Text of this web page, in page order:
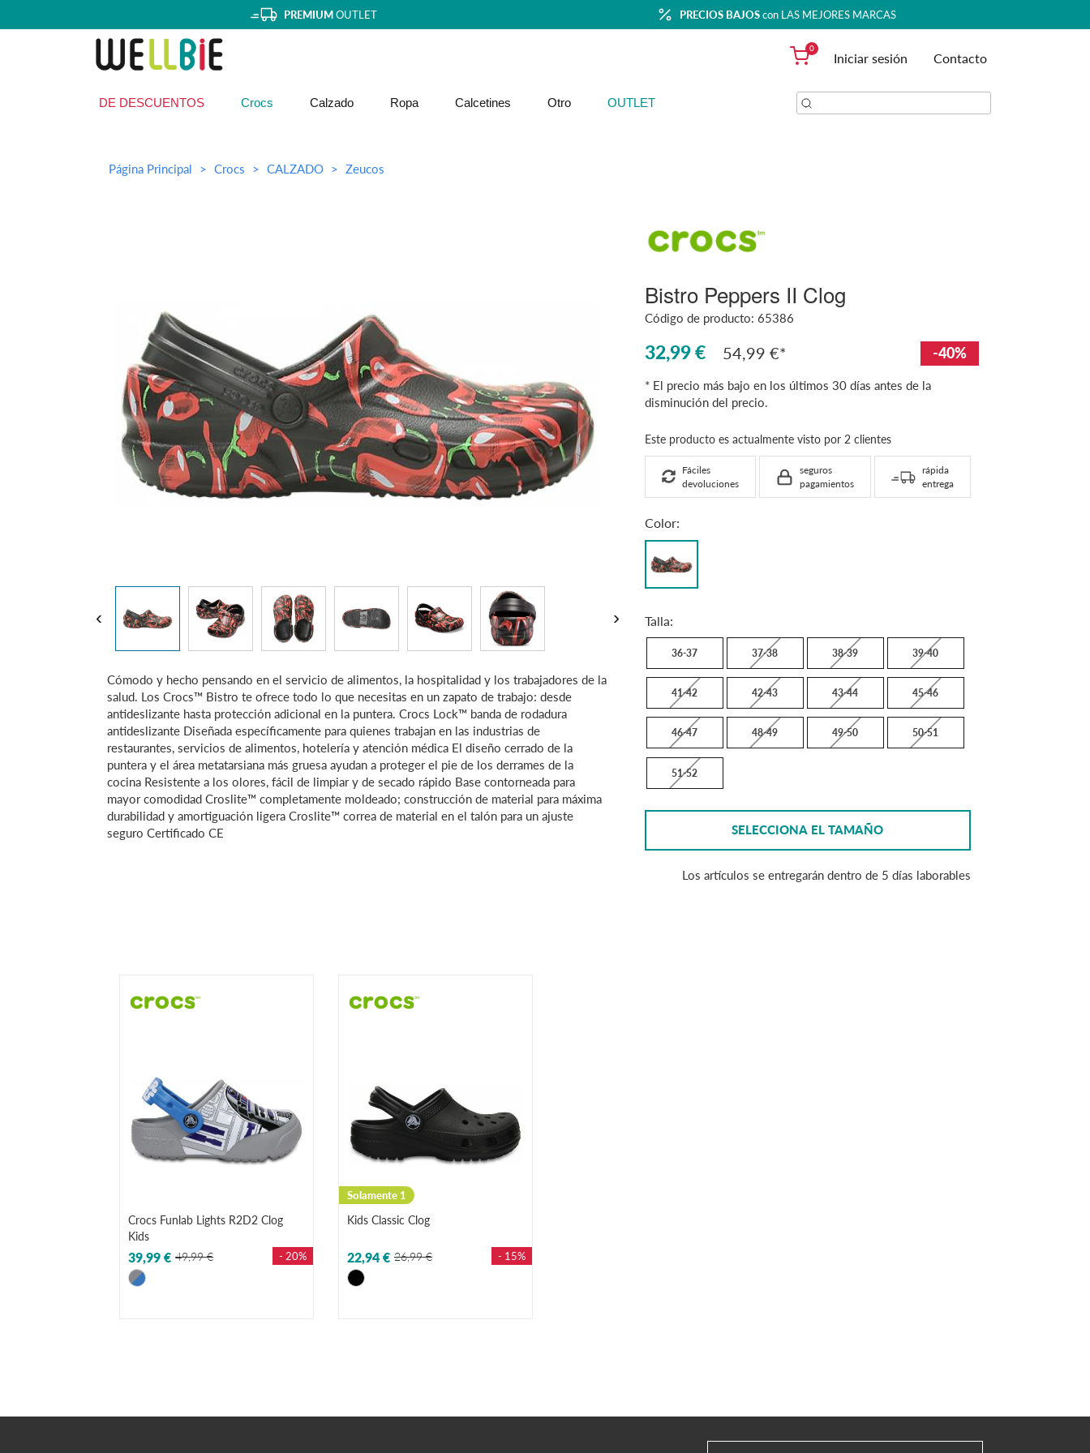
PREMIUMOUTLET PRECIOS BAJOScon LAS MEJORES MARCAS
0
Iniciar sesión Contacto
DE DESCUENTOS Crocs Calzado Ropa Calcetines Otro OUTLET
Página Principal Crocs CALZADO Zeucos
‹ ›
Cómodo y hecho pensando en el servicio de alimentos, la hospitalidad y los trabajadores de la
salud. Los Crocs™ Bistro te ofrece todo lo que necesitas en un zapato de trabajo: desde
antideslizante hasta protección adicional en la puntera. Crocs Lock™ banda de rodadura
antideslizante Diseñada específicamente para quienes trabajan en las industrias de
restaurantes, servicios de alimentos, hotelería y atención médica El diseño cerrado de la
puntera y el área metatarsiana más gruesa ayudan a proteger el pie de los derrames de la
cocina Resistente a los olores, fácil de limpiar y de secado rápido Base contorneada para
mayor comodidad Croslite™ completamente moldeado; construcción de material para máxima
durabilidad y amortiguación ligera Croslite™ correa de material en el talón para un ajuste
seguro Certificado CE
Bistro Peppers II Clog
Código de producto: 65386
32,99 € 54,99 € -40%
* El precio más bajo en los últimos 30 días antes de la
disminución del precio.
Este producto es actualmente visto por 2 clientes
Fáciles
devoluciones
seguros
pagamientos
rápida
entrega
Color:
Black
Red
Talla:
36-37 37-38 38-39 39-40
41-42 42-43 43-44 45-46
46-47 48-49 49-50 50-51
51-52
SELECCIONA EL TAMAÑO
Los artículos se entregarán dentro de 5 días laborables
Crocs Funlab Lights R2D2 Clog
Kids
39,99 € 49,99 € - 20%
Solamente 1
Kids Classic Clog
22,94 € 26,99 € - 15%